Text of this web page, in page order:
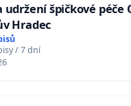
udržení špičkové péče
Hradec
/ 7 dní